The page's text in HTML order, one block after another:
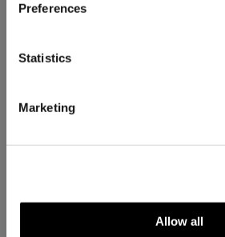
Preferences
Statistics
Marketing
Allow all